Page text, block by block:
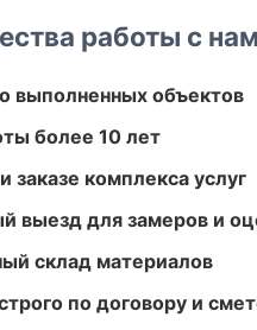
работы с
выполненных объектов
более 10 лет
заказе комплекса услуг
выезд для замеров и
склад материалов
по договору и